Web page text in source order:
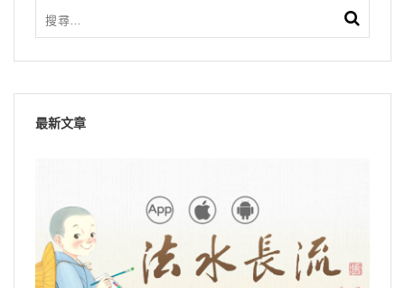
最新文章